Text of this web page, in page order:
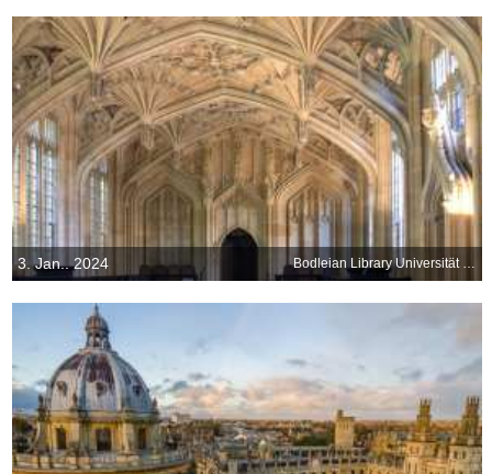
3. Jan.. 2024 Bodleian Library Universität von Oxford, England